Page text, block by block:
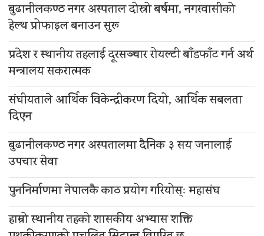
बुढानीलकण्ठ नगर अस्पताल दोस्रो बर्षमा, नगरवासीको
हेल्थ प्रोफाइल बनाउन सुरू
प्रदेश र स्थानीय तहलाई दूरसञ्चार रोयल्टी बाँडफाँट गर्न अर्थ
मन्त्रालय सकरात्मक
संघीयताले आर्थिक विकेन्द्रीकरण दियो, आर्थिक सबलता
दिएन
बुढानीलकण्ठ नगर अस्पतालमा दैनिक ३ सय जनालाई
उपचार सेवा
पुननिर्माणमा नेपालकै काठ प्रयोग गरियोस्ः महासंघ
हाम्रो स्थानीय तहको शासकीय अभ्यास शक्ति